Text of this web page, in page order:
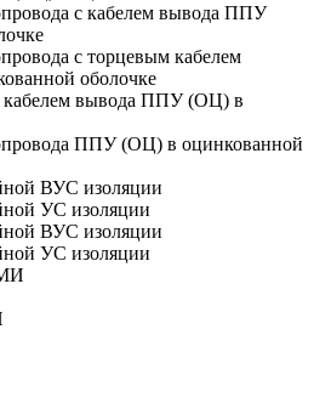
с кабелем вывода ППУ
с торцевым кабелем
оболочке
кабелем вывода ППУ (ОЦ) в
ППУ (ОЦ) в оцинкованной
ВУС изоляции
УС изоляции
ВУС изоляции
УС изоляции